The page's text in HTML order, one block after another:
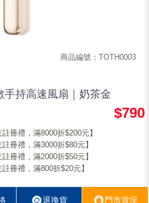
商品編號：TOTH0003
手持高速風扇｜奶茶金
$790
註冊禮，滿8000折$200元】
冊禮，滿3000折$80元】
冊禮，滿2000折$50元】
冊禮，滿800折$20元】
退換貨 門市貨況